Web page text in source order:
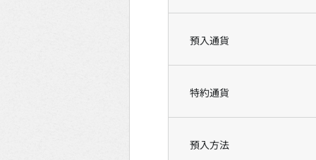
預入通貨
特約通貨
預入方法